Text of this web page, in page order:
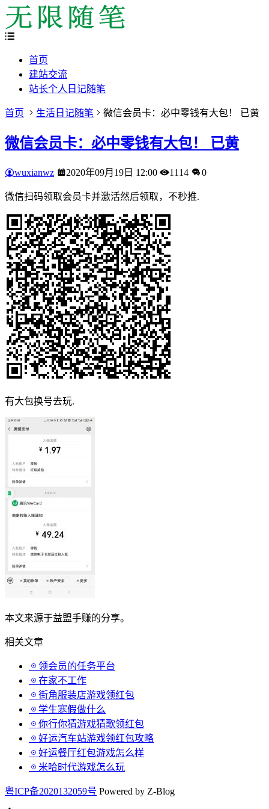
首页
建站交流
站长个人日记随笔
首页 生活日记随笔 微信会员卡：必中零钱有大包！ 已黄
微信会员卡：必中零钱有大包！ 已黄
wuxianwz 2020年09月19日 12:00 1114 0
微信扫码领取会员卡并激活然后领取，不秒推.
有大包换号去玩.
本文来源于益盟手赚的分享。
相关文章
领会员的任务平台
在家不工作
街角服装店游戏领红包
学生寒假做什么
你行你猜游戏猜歌领红包
好运汽车站游戏领红包攻略
好运餐厅红包游戏怎么样
米哈时代游戏怎么玩
粤ICP备2020132059号 Powered by Z-Blog